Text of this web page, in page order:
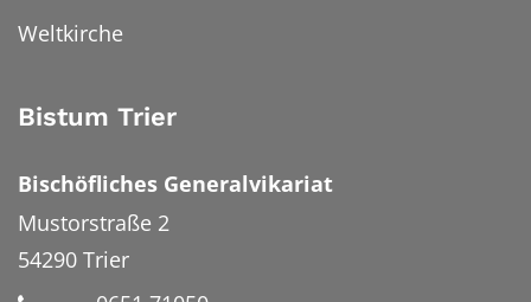
Weltkirche
Bistum Trier
Bischöfliches Generalvikariat
Mustorstraße 2
54290 Trier